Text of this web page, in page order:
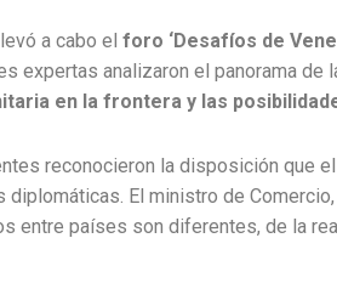
a cabo el foro ‘Desafíos de
expertas analizaron el panorama de
en la frontera y las
reconocieron la disposición que
El ministro de
entre países son diferentes, de la